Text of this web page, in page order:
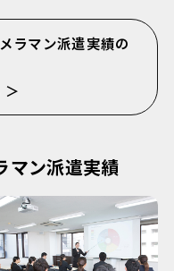
ラマン派遣実績の
＞
マン派遣実績